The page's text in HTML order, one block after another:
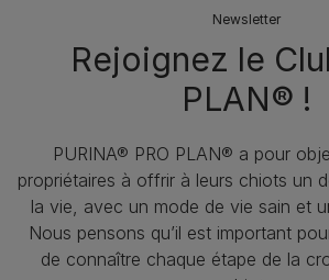
Newsletter
Rejoignez le
PLAN® !
PURINA® PRO PLAN® a pour
propriétaires à offrir à leurs chiots un
la vie, avec un mode de vie sain et
Nous pensons qu’il est important
de connaître chaque étape de la